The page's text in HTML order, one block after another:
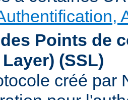
Points de
(SSL)
créé par